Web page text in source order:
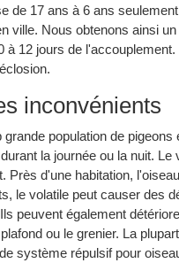
de 17 ans à 6 ans
ville. Nous obtenons ainsi
12 jours de
inconvénients
population de
la journée ou la nuit.
Près d'une habitation,
le volatile peut causer des
peuvent également
ou le grenier. La
système répulsif pour